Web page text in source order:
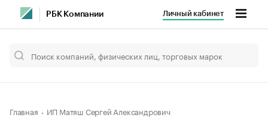
РБК Компании Личный кабинет
Главная ИП Матяш Сергей Александрович